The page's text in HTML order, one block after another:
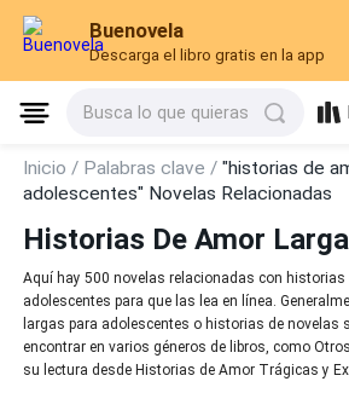
Buenovela
Descarga el libro gratis en la app
Busca lo que quieras
Inicio / Palabras clave /"historias de
adolescentes" Novelas Relacionadas
Aquí hay 500 novelas relacionadas con historias
adolescentes para que las lea en línea.
largas para adolescentes o historias de novelas
encontrar en varios géneros de libros, como
su lectura desde Historias de Amor Trágicas y